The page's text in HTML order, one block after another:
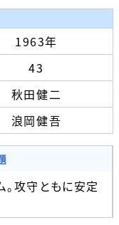
1963年
43
秋田健二
浪岡健吾
攻守ともに安定